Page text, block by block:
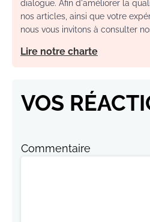
dialogue. Afin d'améliorer la
nos articles, ainsi que votre
nous vous invitons à consulter
Lire notre charte
VOS
Commentaire